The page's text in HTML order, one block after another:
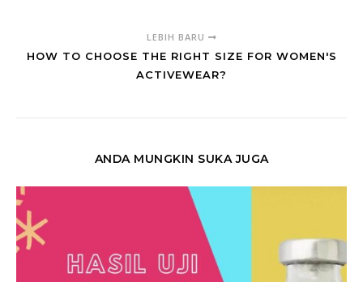
LEBIH BARU
HOW TO CHOOSE THE RIGHT SIZE FOR WOMEN'S
ACTIVEWEAR?
ANDA MUNGKIN SUKA JUGA